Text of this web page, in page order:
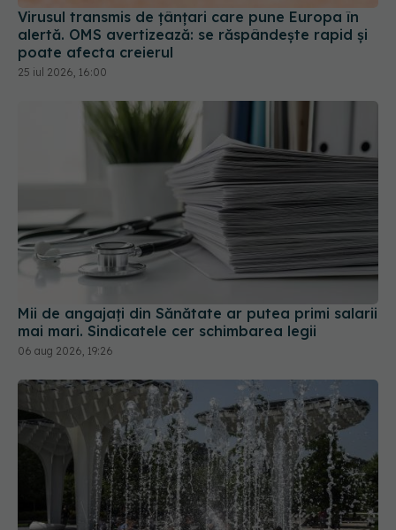
Virusul transmis de țânțari care pune Europa în
alertă. OMS avertizează: se răspândește rapid și
poate afecta creierul
25 iul 2026, 16:00
Mii de angajați din Sănătate ar putea primi salarii
mai mari. Sindicatele cer schimbarea legii
06 aug 2026, 19:26